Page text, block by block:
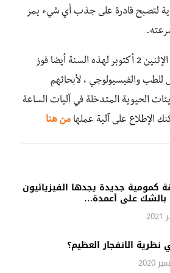
لتصبح قادرة على جذب أي شيء يمر
وبالإشارة أنه صباح يوم الإثنين 2 أكتوبر لهذه السنة أيضا فوز
للطب والفيسيولوجي ، لأبحاثهم
الحيوية المتدخلة في آليات الساعة
الإطلاع على آلية عملها من هنا
كمومية جديدة يجدها الفيزيائيون
على أعمدة…
الانفجار العظيم؟